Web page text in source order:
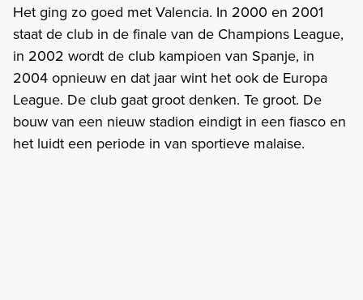
Het ging zo goed met Valencia. In 2000 en 2001
staat de club in de finale van de Champions League,
in 2002 wordt de club kampioen van Spanje, in
2004 opnieuw en dat jaar wint het ook de Europa
League. De club gaat groot denken. Te groot. De
bouw van een nieuw stadion eindigt in een fiasco en
het luidt een periode in van sportieve malaise.